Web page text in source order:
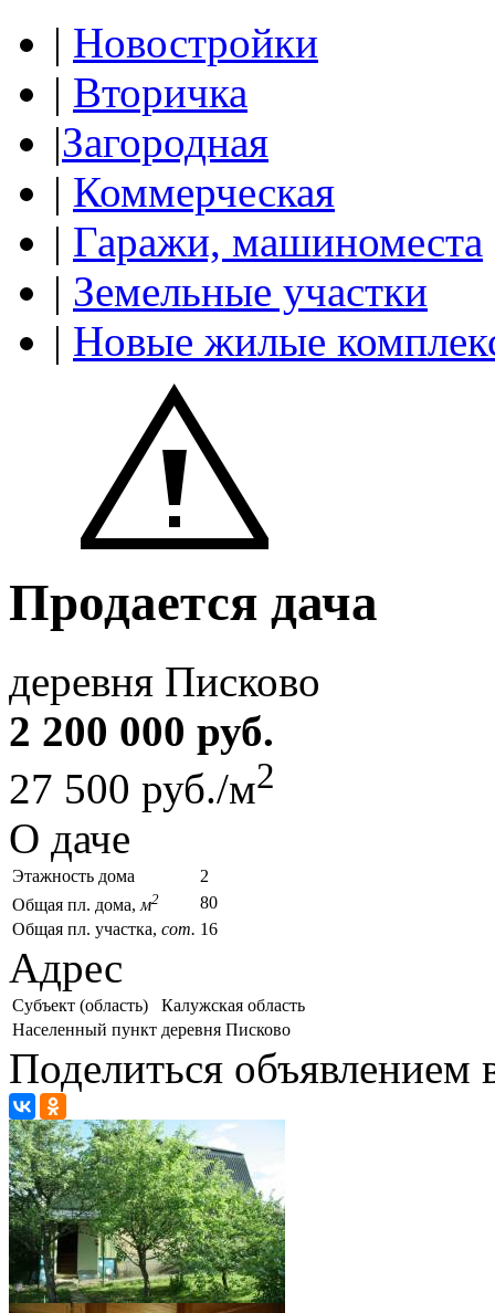
| Новостройки
| Вторичка
|Загородная
| Коммерческая
| Гаражи, машиноместа
| Земельные участки
| Новые жилые
Продается дача
деревня Писково
2 200 000 руб.
27 500 руб./м2
О даче
Этажность дома
2
Общая пл. дома, м2
80
Общая пл. участка, сот. 16
Адрес
Субъект (область)
Калужская область
Населенный пункт деревня Писково
Поделиться объявлением